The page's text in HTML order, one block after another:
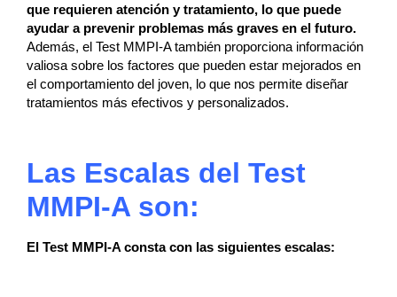
que requieren atención y tratamiento, lo que puede
ayudar a prevenir problemas más graves en el futuro.
Además, el Test MMPI-A también proporciona información
valiosa sobre los factores que pueden estar mejorados en
el comportamiento del joven, lo que nos permite diseñar
tratamientos más efectivos y personalizados.
Las Escalas del Test
MMPI-A son:
El Test MMPI-A consta con las siguientes escalas: